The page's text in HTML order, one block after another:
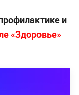
и
«Здоровье»